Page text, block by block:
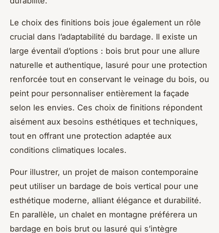
Le choix des finitions bois joue également un rôle
crucial dans l’adaptabilité du bardage. Il existe un
large éventail d’options : bois brut pour une allure
naturelle et authentique, lasuré pour une protection
renforcée tout en conservant le veinage du bois, ou
peint pour personnaliser entièrement la façade
selon les envies. Ces choix de finitions répondent
aisément aux besoins esthétiques et techniques,
tout en offrant une protection adaptée aux
conditions climatiques locales.
Pour illustrer, un projet de maison contemporaine
peut utiliser un bardage de bois vertical pour une
esthétique moderne, alliant élégance et durabilité.
En parallèle, un chalet en montagne préférera un
bardage en bois brut ou lasuré qui s’intègre